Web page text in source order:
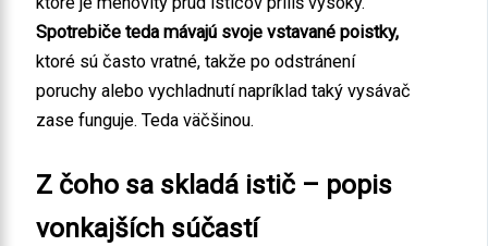
Spotrebiče teda mávajú svoje vstavané poistky,
ktoré sú často vratné, takže po odstránení
poruchy alebo vychladnutí napríklad taký vysávač
zase funguje. Teda väčšinou.
Z čoho sa skladá istič – popis
vonkajších súčastí